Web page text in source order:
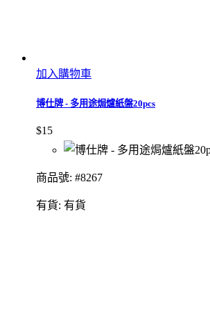
加入購物車
博仕牌 - 多用途焗爐紙盤20pcs
$15
商品號: #8267
有貨: 有貨